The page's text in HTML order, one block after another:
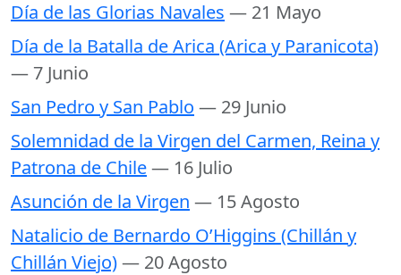
Día de las Glorias Navales — 21 Mayo
Día de la Batalla de Arica (Arica y Paranicota)
— 7 Junio
San Pedro y San Pablo — 29 Junio
Solemnidad de la Virgen del Carmen, Reina y
Patrona de Chile— 16 Julio
Asunción de la Virgen — 15 Agosto
Natalicio de Bernardo O’Higgins (Chillán y
Chillán Viejo)— 20 Agosto